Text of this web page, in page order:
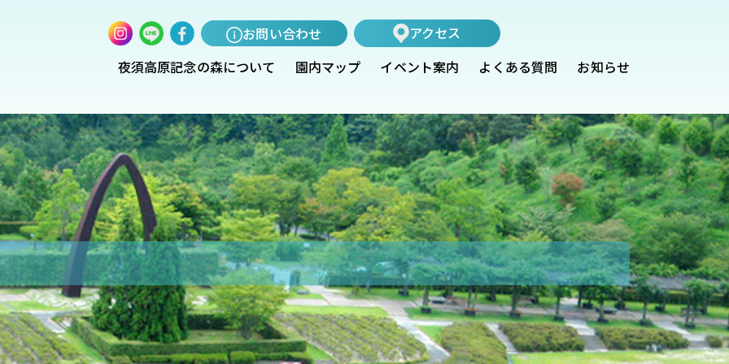
お問い合わせ
アクセス
夜須高原記念の森について
園内マップ イベント案内 よくある質問 お知らせ